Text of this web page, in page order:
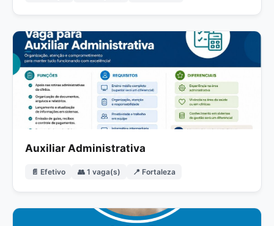
Auxiliar Administrativa
📄 Efetivo 👥 1 vaga(s) 📍 Fortaleza